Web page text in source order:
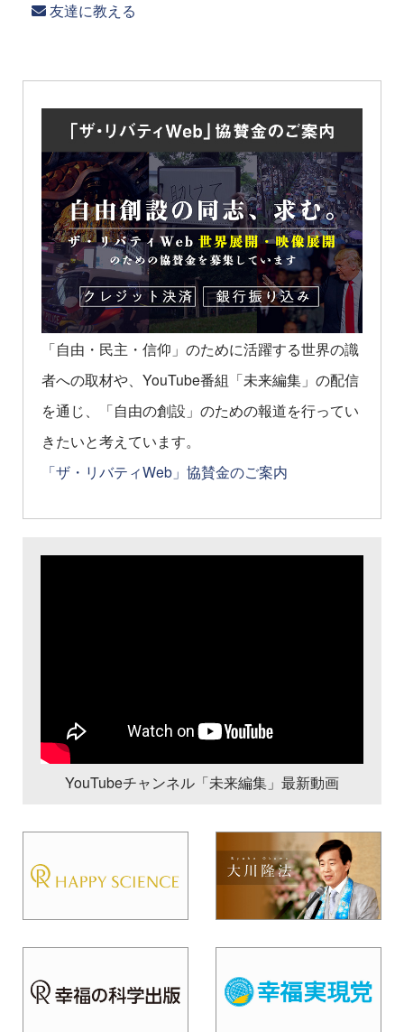
友達に教える
「自由・民主・信仰」のために活躍する世界の識
者への取材や、YouTube番組「未来編集」の配信
を通じ、「自由の創設」のための報道を行ってい
きたいと考えています。
「ザ・リバティWeb」協賛金のご案内
YouTubeチャンネル「未来編集」最新動画